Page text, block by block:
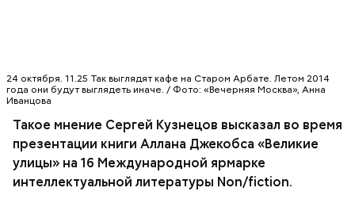
24 октября. 11.25 Так выглядят кафе на Старом Арбате. Летом 2014
года они будут выглядеть иначе. / Фото: «Вечерняя Москва», Анна
Иванцова
Такое мнение Сергей Кузнецов высказал во время
презентации книги Аллана Джекобса «Великие
улицы» на 16 Международной ярмарке
интеллектуальной литературы Non/fiction.
пешеходных зон, а из-за проблем с транспортной
доступностью и с парковками Старый Арбат
теряет важную часть аудитории.